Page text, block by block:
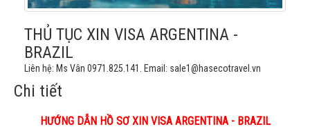
THỦ TỤC XIN VISA ARGENTINA -
BRAZIL
Liên hệ: Ms Vân 0971.825.141. Email: sale1@hasecotravel.vn
Chi tiết
HƯỚNG DẪN HỒ SƠ XIN VISA ARGENTINA - BRAZIL